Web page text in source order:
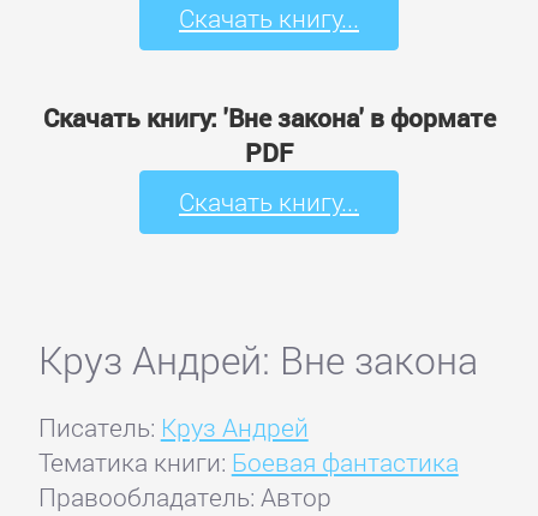
Скачать книгу...
Скачать книгу: 'Вне закона' в формате
PDF
Скачать книгу...
Круз Андрей: Вне закона
Писатель: Круз Андрей
Тематика книги: Боевая фантастика
Правообладатель: Автор